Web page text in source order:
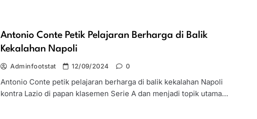
Antonio Conte Petik Pelajaran Berharga di Balik
Kekalahan Napoli
Adminfootstat 12/09/2024 0
Antonio Conte petik pelajaran berharga di balik kekalahan Napoli
kontra Lazio di papan klasemen Serie A dan menjadi topik utama…